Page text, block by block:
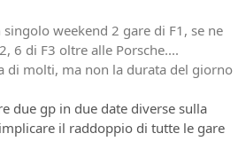
singolo weekend 2 gare di F1, se ne
6 di F3 oltre alle Porsche....
di molti, ma non la durata del giorno
due gp in due date diverse sulla
il raddoppio di tutte le gare